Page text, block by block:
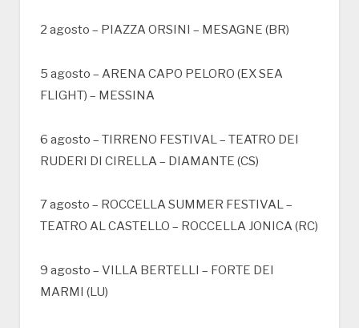
2 agosto – PIAZZA ORSINI – MESAGNE (BR)
5 agosto – ARENA CAPO PELORO (EX SEA
FLIGHT) – MESSINA
6 agosto – TIRRENO FESTIVAL – TEATRO DEI
RUDERI DI CIRELLA – DIAMANTE (CS)
7 agosto – ROCCELLA SUMMER FESTIVAL –
TEATRO AL CASTELLO – ROCCELLA JONICA (RC)
9 agosto – VILLA BERTELLI – FORTE DEI
MARMI (LU)